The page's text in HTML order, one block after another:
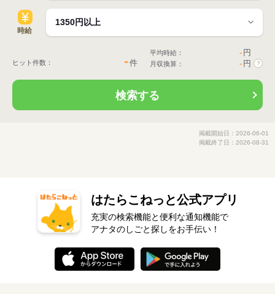
時給
ヒット件数： -件
平均時給： - 円
月収換算： - 円 ?
検索する
掲載開始日：2026-06-01
掲載終了日：2026-08-31
はたらこねっと公式アプリ
充実の検索機能と便利な通知機能で
アナタのしごと探しをお手伝い！